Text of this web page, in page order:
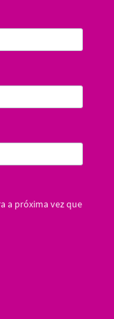
a próxima vez que